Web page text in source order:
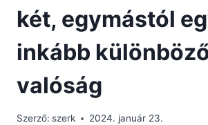
két, egymástól
inkább
valóság
Szerző: szerk 2024. január 23.